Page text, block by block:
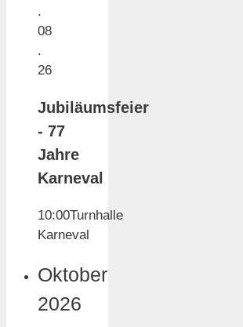
.
08
.
26
Jubiläumsfeier
- 77
Jahre
Karneval
10:00Turnhalle
Karneval
Oktober
2026